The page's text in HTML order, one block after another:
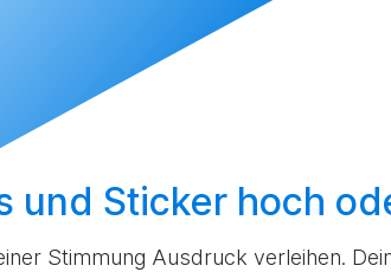
und Sticker hoch
Stimmung Ausdruck verleihen.